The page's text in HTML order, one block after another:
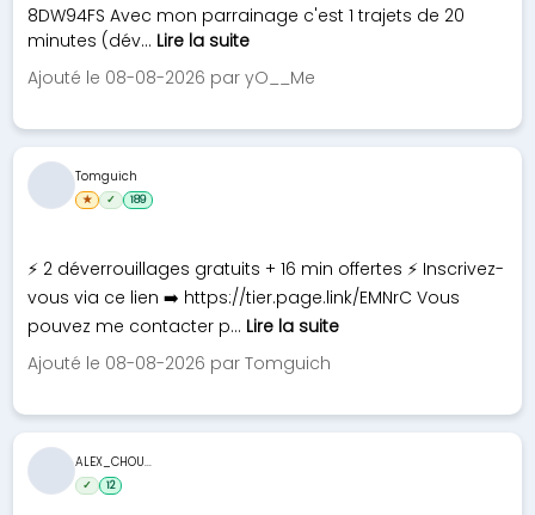
8DW94FS Avec mon parrainage c'est 1 trajets de 20
minutes (dév... Lire la suite
Ajouté le 08-08-2026 par yO__Me
⚡ 2 déverrouillages gratuits + 16 min offertes ⚡ Inscrivez-
vous via ce lien ➡️ https://tier.page.link/EMNrC Vous
pouvez me contacter p... Lire la suite
Ajouté le 08-08-2026 par Tomguich
Tomguich
★ ✓ 189
ALEX_CHOU...
✓ 12